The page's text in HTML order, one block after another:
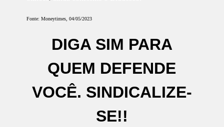
Fonte: Moneytimes, 04/05/2023
DIGA SIM PARA
QUEM DEFENDE
VOCÊ. SINDICALIZE-
SE!!